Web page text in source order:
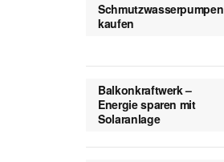
Schmutzwasserpumpen
kaufen
Balkonkraftwerk –
Energie sparen mit
Solaranlage